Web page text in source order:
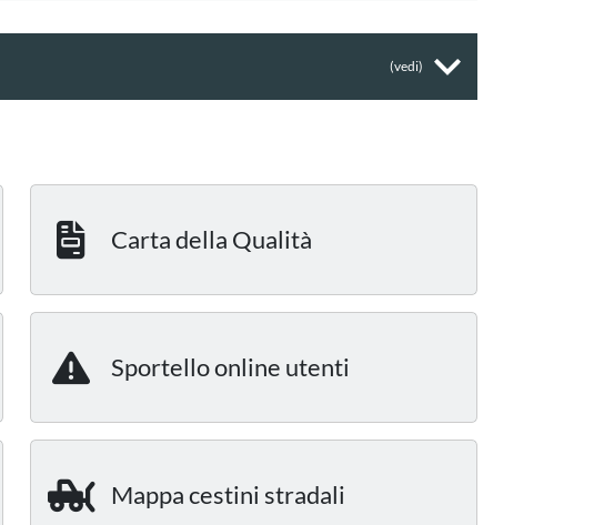
(vedi)
Carta della Qualità
Sportello online utenti
Mappa cestini stradali